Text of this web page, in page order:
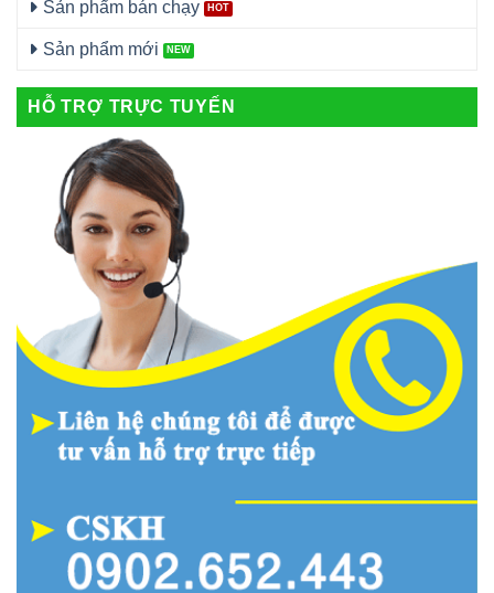
Sản phẩm bán chạy
Sản phẩm mới
HỖ TRỢ TRỰC TUYẾN